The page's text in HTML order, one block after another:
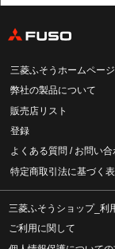
三菱ふそうホームページ
弊社の製品について
販売店リスト
登録
よくある質問 / お問い合
特定商取引法に基づく
三菱ふそうショップ_利
ご利用に関して